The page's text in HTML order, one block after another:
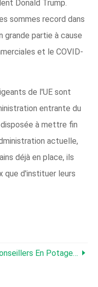
Donald Trump.
sommes record dans
grande partie à cause
et le COVID-
de l'UE sont
entrante du
à mettre fin
actuelle,
déjà en place, ils
que d'instituer leurs
En Potagers